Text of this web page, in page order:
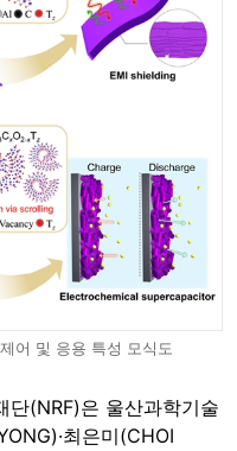
어 및 응용 특성 모식도
단(NRF)은 울산과학기술
최은미(CHOI